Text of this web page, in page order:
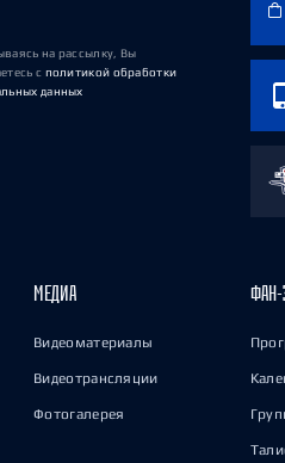
на рассылку, Вы
с политикой обработки
данных
МЕДИА
Видеоматериалы
Видеотрансляции
Фотогалерея
ФАН-